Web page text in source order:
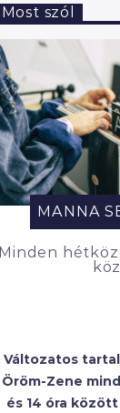
Most szól
MANNA
Minden
Változatos
Öröm-Zene
és 14 óra